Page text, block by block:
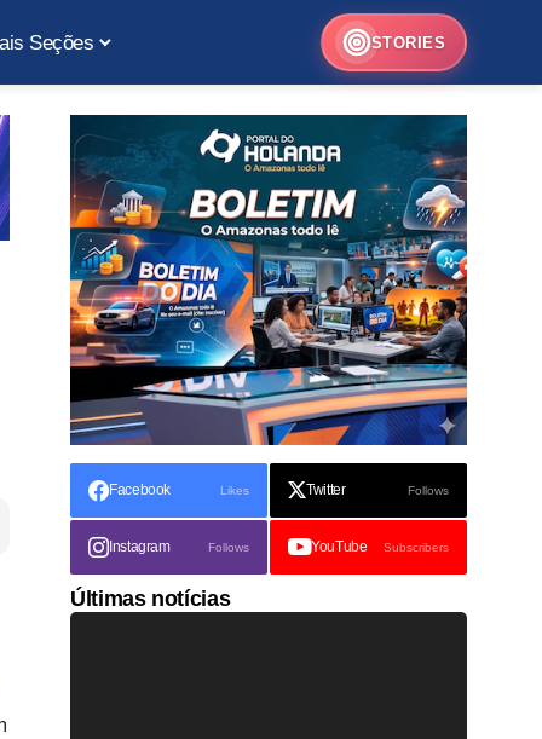
Seções STORIES
Facebook Likes Twitter Follows
Instagram Follows YouTube Subscribers
Últimas notícias